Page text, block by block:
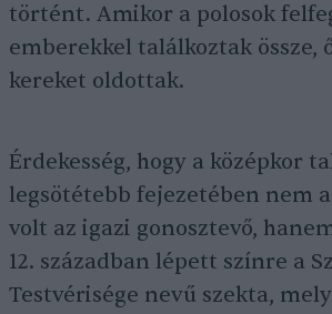
történt. Amikor a polosok
emberekkel találkoztak össze,
kereket oldottak.
Érdekesség, hogy a középkor
legsötétebb fejezetében nem
volt az igazi gonosztevő,
12. században lépett színre a
Testvérisége nevű szekta,